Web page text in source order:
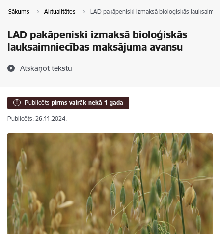
Sākums Aktualitātes LAD pakāpeniski izmaksā bioloģiskās
LAD pakāpeniski izmaksā bioloģiskās
lauksaimniecības maksājuma avansu
Atskaņot tekstu
Publicēts pirms vairāk nekā 1 gada
Publicēts: 26.11.2024.